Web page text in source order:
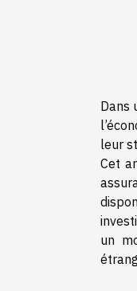
Dans
leur
Cet
un